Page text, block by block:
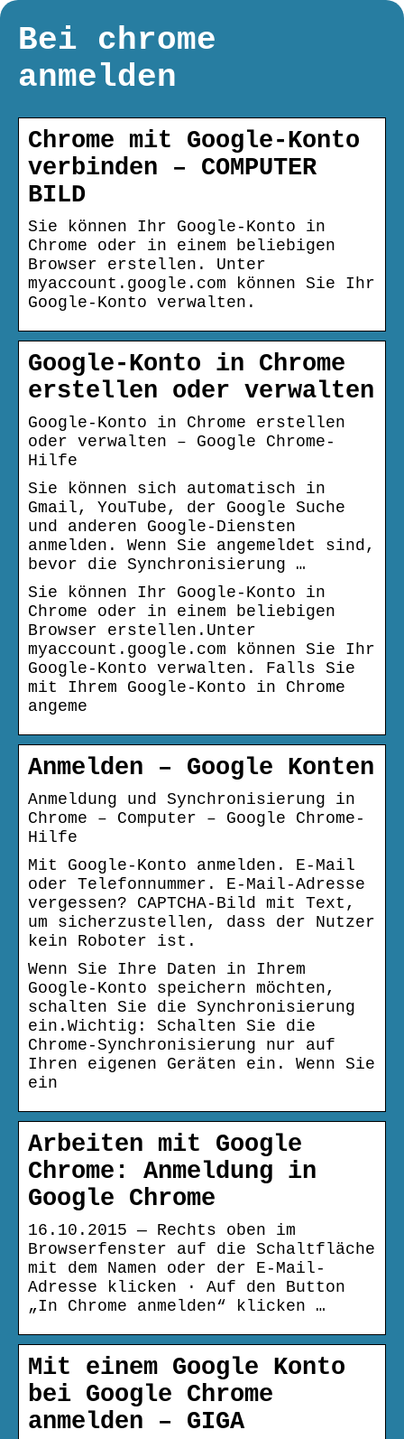
Bei chrome
anmelden
Chrome mit Google-Konto
verbinden – COMPUTER
BILD
Sie können Ihr Google-Konto in
Chrome oder in einem beliebigen
Browser erstellen. Unter
myaccount.google.com können Sie Ihr
Google-Konto verwalten.
Google-Konto in Chrome
erstellen oder verwalten
Google-Konto in Chrome erstellen
oder verwalten – Google Chrome-
Hilfe
Sie können sich automatisch in
Gmail, YouTube, der Google Suche
und anderen Google-Diensten
anmelden. Wenn Sie angemeldet sind,
bevor die Synchronisierung …
Sie können Ihr Google-Konto in
Chrome oder in einem beliebigen
Browser erstellen.Unter
myaccount.google.com können Sie Ihr
Google-Konto verwalten. Falls Sie
mit Ihrem Google-Konto in Chrome
angeme
Anmelden – Google Konten
Anmeldung und Synchronisierung in
Chrome – Computer – Google Chrome-
Hilfe
Mit Google-Konto anmelden. E-Mail
oder Telefonnummer. E-Mail-Adresse
vergessen? CAPTCHA-Bild mit Text,
um sicherzustellen, dass der Nutzer
kein Roboter ist.
Wenn Sie Ihre Daten in Ihrem
Google-Konto speichern möchten,
schalten Sie die Synchronisierung
ein.Wichtig: Schalten Sie die
Chrome-Synchronisierung nur auf
Ihren eigenen Geräten ein. Wenn Sie
ein
Arbeiten mit Google
Chrome: Anmeldung in
Google Chrome
16.10.2015 — Rechts oben im
Browserfenster auf die Schaltfläche
mit dem Namen oder der E-Mail-
Adresse klicken · Auf den Button
„In Chrome anmelden“ klicken …
Mit einem Google Konto
bei Google Chrome
anmelden – GIGA